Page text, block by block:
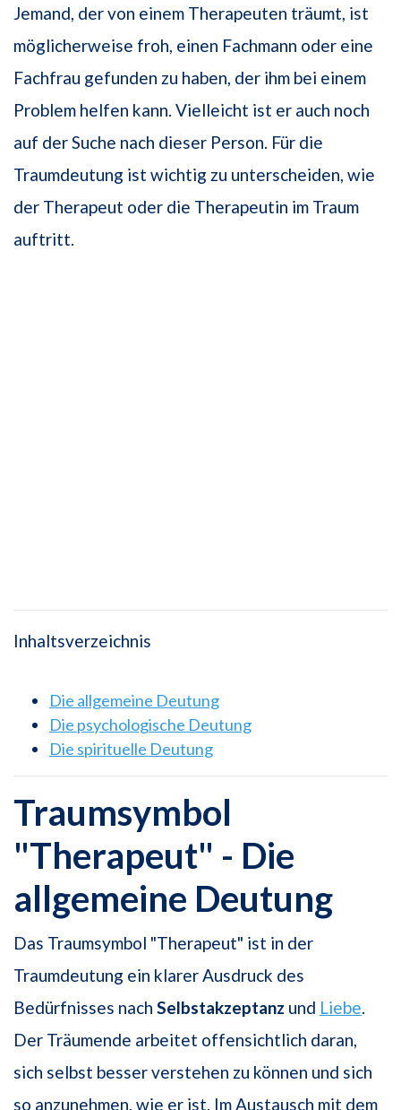
Jemand, der von einem Therapeuten träumt, ist
möglicherweise froh, einen Fachmann oder eine
Fachfrau gefunden zu haben, der ihm bei einem
Problem helfen kann. Vielleicht ist er auch noch
auf der Suche nach dieser Person. Für die
Traumdeutung ist wichtig zu unterscheiden, wie
der Therapeut oder die Therapeutin im Traum
auftritt.
Inhaltsverzeichnis
Die allgemeine Deutung
Die psychologische Deutung
Die spirituelle Deutung
Traumsymbol
"Therapeut" - Die
allgemeine Deutung
Das Traumsymbol "Therapeut" ist in der
Traumdeutung ein klarer Ausdruck des
Bedürfnisses nach Selbstakzeptanz und Liebe.
Der Träumende arbeitet offensichtlich daran,
sich selbst besser verstehen zu können und sich
so anzunehmen, wie er ist. Im Austausch mit dem